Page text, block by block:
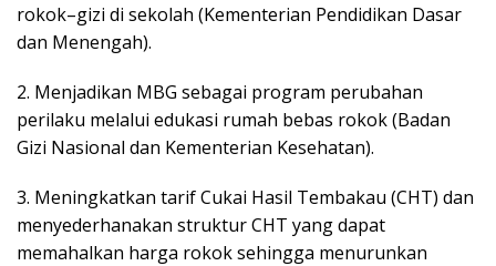
rokok–gizi di sekolah (Kementerian Pendidikan Dasar
dan Menengah).
2. Menjadikan MBG sebagai program perubahan
perilaku melalui edukasi rumah bebas rokok (Badan
Gizi Nasional dan Kementerian Kesehatan).
3. Meningkatkan tarif Cukai Hasil Tembakau (CHT) dan
menyederhanakan struktur CHT yang dapat
memahalkan harga rokok sehingga menurunkan